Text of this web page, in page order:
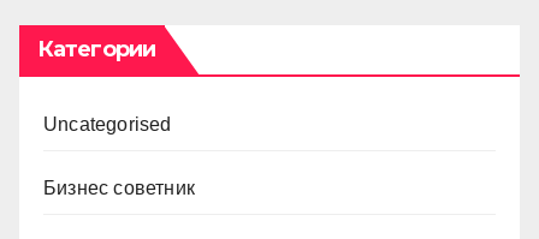
Категории
Uncategorised
Бизнес советник